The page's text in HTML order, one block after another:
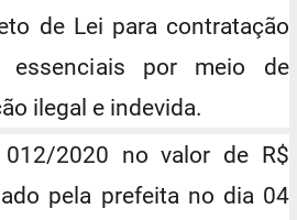
de Lei para contratação
essenciais por meio de
ilegal e indevida.
2020 no valor de R$
pela prefeita no dia 04